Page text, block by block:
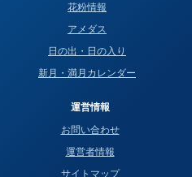
花粉情報
アメダス
日の出・日の入り
新月・満月カレンダー
運営情報
お問い合わせ
運営者情報
サイトマップ